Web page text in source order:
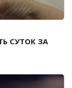
СУТОК ЗА